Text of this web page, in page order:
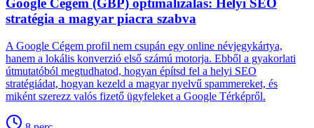
Google Cégem (GBP) optimalizálás: Helyi SEO
stratégia a magyar piacra szabva
A Google Cégem profil nem csupán egy online névjegykártya,
hanem a lokális konverzió első számú motorja. Ebből a gyakorlati
útmutatóból megtudhatod, hogyan építsd fel a helyi SEO
stratégiádat, hogyan kezeld a magyar nyelvű spammereket, és
miként szerezz valós fizető ügyfeleket a Google Térképről.